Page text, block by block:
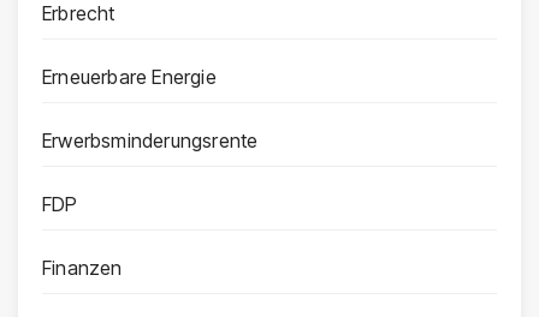
Erbrecht
Erneuerbare Energie
Erwerbsminderungsrente
FDP
Finanzen